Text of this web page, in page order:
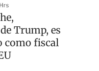
Trump, es
como fiscal